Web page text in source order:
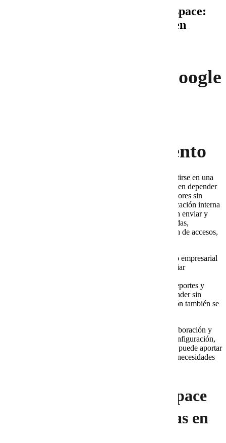
Cobalt Blue Web y Google Workspace:
una combinación para empresas en
Cobalt Blue Web y Google
empresas en crecimiento
Cobalt Blue Web y Google Workspace pueden convertirse en una
combinación estratégica para empresas que ya no pueden depender
de correos improvisados, cuentas personales o proveedores sin
soporte. Además, cuando un negocio crece, la comunicación interna
y externa empieza a exigir más control. Ya no basta con enviar y
recibir mensajes. También se necesitan cuentas ordenadas,
seguridad, almacenamiento, colaboración, recuperación de accesos,
Por eso, una empresa en crecimiento debe ver el correo empresarial
como parte de su operación diaria. Ventas necesita enviar
comprobantes. Dirección necesita acceso confiable a reportes y
conversaciones críticas. Atención al cliente debe responder sin
retrasos. En consecuencia, si el correo falla, la operación también se
Google Workspace aporta herramientas de correo, colaboración y
administración. Sin embargo, la plataforma necesita configuración,
seguimiento y soporte. Ahí es donde Cobalt Blue Web puede aportar
valor, porque ayuda a conectar la parte técnica con las necesidades
1. Por qué Google Workspace
es relevante para empresas en